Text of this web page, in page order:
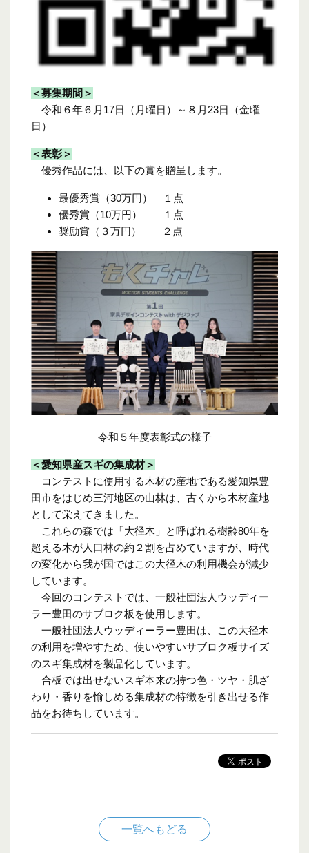
＜募集期間＞
令和６年６月17日（月曜日）～８月23日（金曜
日）
＜表彰＞
優秀作品には、以下の賞を贈呈します。
最優秀賞（30万円） １点
優秀賞（10万円） １点
奨励賞（３万円） ２点
令和５年度表彰式の様子
＜愛知県産スギの集成材＞
コンテストに使用する木材の産地である愛知県豊
田市をはじめ三河地区の山林は、古くから木材産地
として栄えてきました。
これらの森では「大径木」と呼ばれる樹齢80年を
超える木が人口林の約２割を占めていますが、時代
の変化から我が国ではこの大径木の利用機会が減少
しています。
今回のコンテストでは、一般社団法人ウッディー
ラー豊田のサブロク板を使用します。
一般社団法人ウッディーラー豊田は、この大径木
の利用を増やすため、使いやすいサブロク板サイズ
のスギ集成材を製品化しています。
合板では出せないスギ本来の持つ色・ツヤ・肌ざ
わり・香りを愉しめる集成材の特徴を引き出せる作
品をお待ちしています。
一覧へもどる